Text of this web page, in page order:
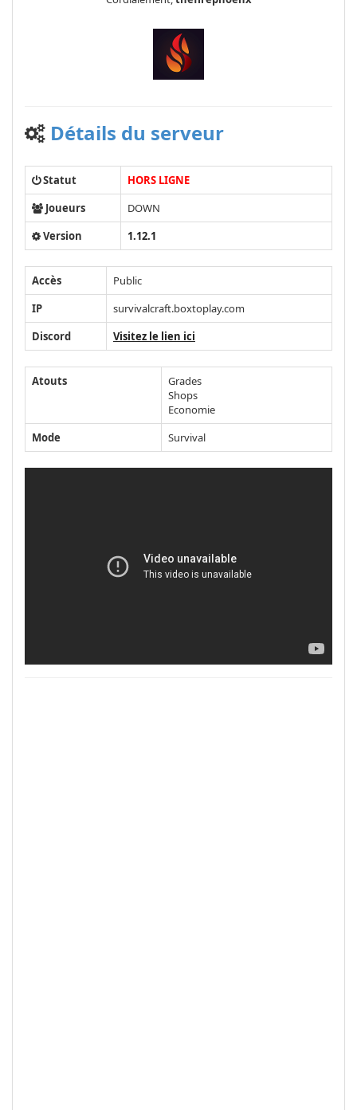
Détails du serveur
Statut
HORS LIGNE
Joueurs
DOWN
Version
1.12.1
Accès
Public
IP
survivalcraft.boxtoplay.com
Discord
Visitez le lien ici
Atouts
Grades
Shops
Economie
Mode
Survival